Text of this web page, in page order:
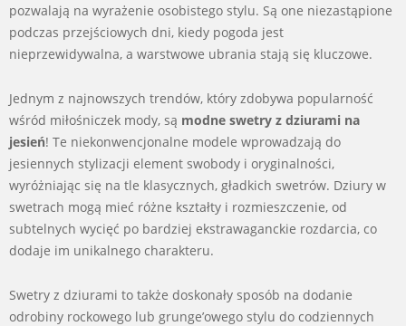
pozwalają na wyrażenie osobistego stylu. Są one niezastąpione
podczas przejściowych dni, kiedy pogoda jest
nieprzewidywalna, a warstwowe ubrania stają się kluczowe.
Jednym z najnowszych trendów, który zdobywa popularność
wśród miłośniczek mody, są modne swetry z dziurami na
jesień! Te niekonwencjonalne modele wprowadzają do
jesiennych stylizacji element swobody i oryginalności,
wyróżniając się na tle klasycznych, gładkich swetrów. Dziury w
swetrach mogą mieć różne kształty i rozmieszczenie, od
subtelnych wycięć po bardziej ekstrawaganckie rozdarcia, co
dodaje im unikalnego charakteru.
Swetry z dziurami to także doskonały sposób na dodanie
odrobiny rockowego lub grunge’owego stylu do codziennych